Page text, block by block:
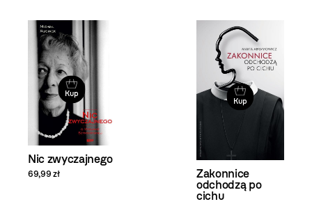
Kup
Nic zwyczajnego
69,99 zł
Kup
Zakonnice
odchodzą po
cichu